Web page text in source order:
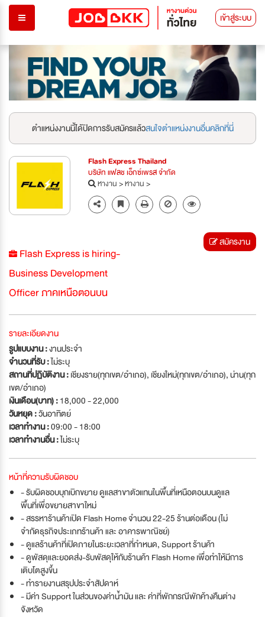
เข้าสู่ระบบ
ตำแหน่งงานนี้ได้ปิดการรับสมัครแล้วสนใจตำแหน่งงานอื่นคลิกที่นี่
Flash Express Thailand
บริษัท แฟลช เอ็กซ์เพรส จำกัด
หางาน>หางาน>
Flash Express is hiring-
Business Development
Officer ภาคเหนือตอนบน
สมัครงาน
รายละเอียดงาน
รูปแบบงาน :งานประจำ
จำนวนที่รับ :ไม่ระบุ
สถานที่ปฏิบัติงาน :เชียงราย(ทุกเขต/อำเภอ), เชียงใหม่(ทุกเขต/อำเภอ), น่าน(ทุก
เขต/อำเภอ)
เงินเดือน(บาท) :18,000 - 22,000
วันหยุด :วันอาทิตย์
เวลาทำงาน :09:00 - 18:00
เวลาทำงานอื่น :ไม่ระบุ
หน้าที่ความรับผิดชอบ
- รับผิดชอบบุกเบิกขยาย ดูแลสาขาตัวแทนในพื้นที่เหนือตอนบนดูแล
พื้นที่เพื่อขยายสาขาใหม่
- สรรหาร้านค้าเปิด Flash Home จำนวน 22-25 ร้านต่อเดือน (ไม่
จำกัดธุรกิจประเภทร้านค้า และ อาคารพาณิชย์)
- ดูแลร้านค้าที่เปิดภายในระยะเวลาที่กำหนด, Support ร้านค้า
- ดูพัสดุและยอดส่ง-รับพัสดุให้กับร้านค้า Flash Home เพื่อทำให้มีการ
เติบโตสูงขึ้น
- ทำรายงานสรุปประจำสัปดาห์
- มีค่า Support ในส่วนของค่าน้ำมัน และ ค่าที่พักกรณีพักค้างคืนต่าง
จังหวัด